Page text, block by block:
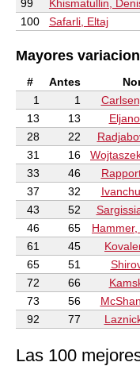
99
Khismatullin,
100
Safarli, Eltaj
Mayores
# Antes
1
1
13
13
28
22
31
16
33
46
37
32
43
52
46
65
61
45
65
51
72
66
73
56
92
77
Las 100